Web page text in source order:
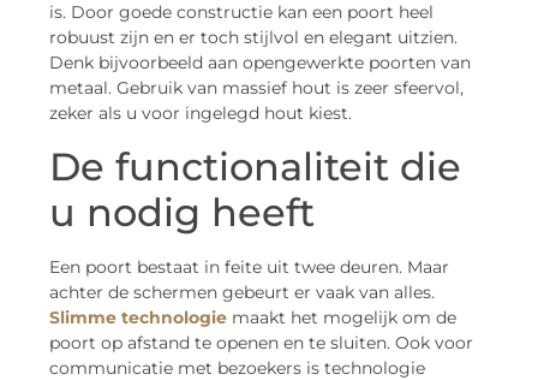
is. Door goede constructie kan een poort heel
robuust zijn en er toch stijlvol en elegant uitzien.
Denk bijvoorbeeld aan opengewerkte poorten van
metaal. Gebruik van massief hout is zeer sfeervol,
zeker als u voor ingelegd hout kiest.
De functionaliteit die
u nodig heeft
Een poort bestaat in feite uit twee deuren. Maar
achter de schermen gebeurt er vaak van alles.
Slimme technologie maakt het mogelijk om de
poort op afstand te openen en te sluiten. Ook voor
communicatie met bezoekers is technologie